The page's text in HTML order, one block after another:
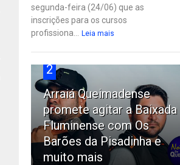
segunda-feira (24/06) que as
inscrições para os cursos
profissiona...
Leia mais
2
Arraiá Queimadense
promete agitar a Baixada
Fluminense com Os
Barões da Pisadinha e
muito mais